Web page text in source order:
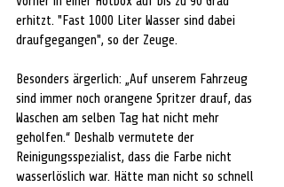
erhitzt. "Fast 1000 Liter Wasser sind dabei
draufgegangen", so der Zeuge.
Besonders ärgerlich: „Auf unserem Fahrzeug
sind immer noch orangene Spritzer drauf, das
Waschen am selben Tag hat nicht mehr
geholfen.“ Deshalb vermutete der
Reinigungsspezialist, dass die Farbe nicht
wasserlöslich war. Hätte man nicht so schnell